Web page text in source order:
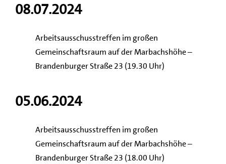
08.07.2024
Arbeitsausschusstreffen im großen
Gemeinschaftsraum auf der Marbachshöhe –
Brandenburger Straße 23 (19.30 Uhr)
05.06.2024
Arbeitsausschusstreffen im großen
Gemeinschaftsraum auf der Marbachshöhe –
Brandenburger Straße 23 (18.00 Uhr)